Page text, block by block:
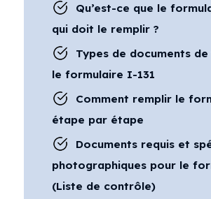
Qu’est-ce que le
qui doit le remplir ?
Types de documents
le formulaire I-131
Comment remplir le
étape par étape
Documents requis et
photographiques pour le
(Liste de contrôle)